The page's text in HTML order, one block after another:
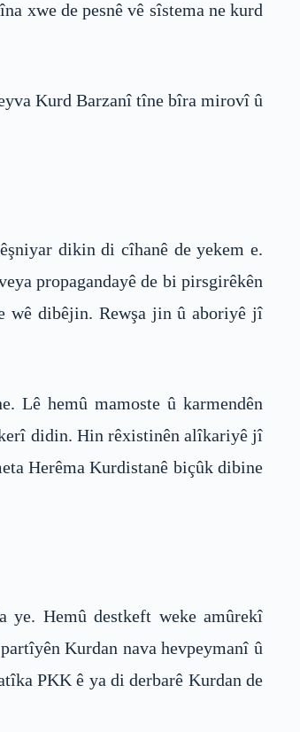
xwe de pesnê vê sîstema ne kurd
Kurd Barzanî tîne bîra mirovî û
dikin di cîhanê de yekem e.
propagandayê de bi pirsgirêkên
wê dibêjin. Rewşa jin û aboriyê jî
Lê hemû mamoste û karmendên
didin. Hin rêxistinên alîkariyê jî
Herêma Kurdistanê biçûk dibine
ye. Hemû destkeft weke amûrekî
Kurdan nava hevpeymanî û
PKK ê ya di derbarê Kurdan de